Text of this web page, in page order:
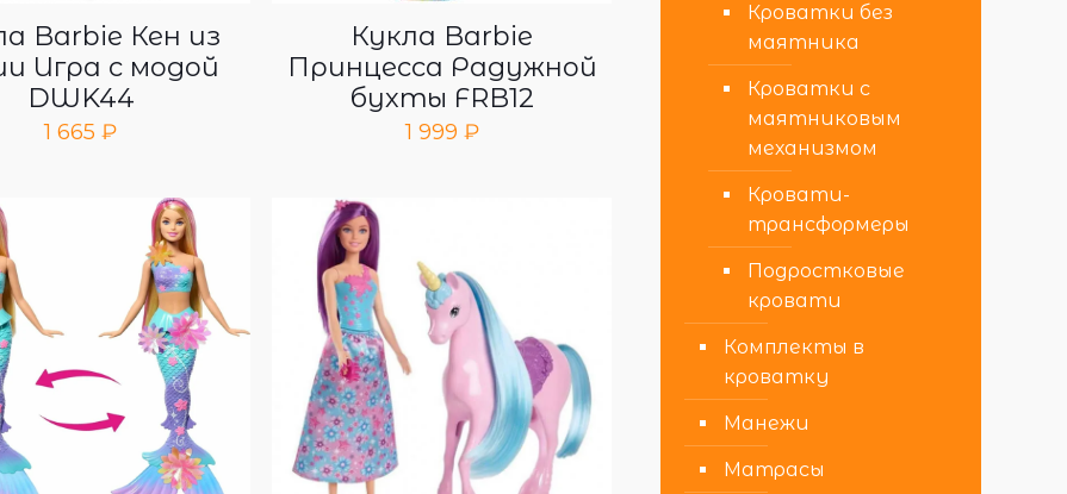
Barbie Кен из
Игра с модой
DWK44
1 665₽
Кукла Barbie
Принцесса Радужной
бухты FRB12
1 999 ₽
Кроватки без
маятника
Кроватки с
маятниковым
механизмом
Кровати-
трансформеры
Подростковые
кровати
Комплекты в
кроватку
Манежи
Матрасы